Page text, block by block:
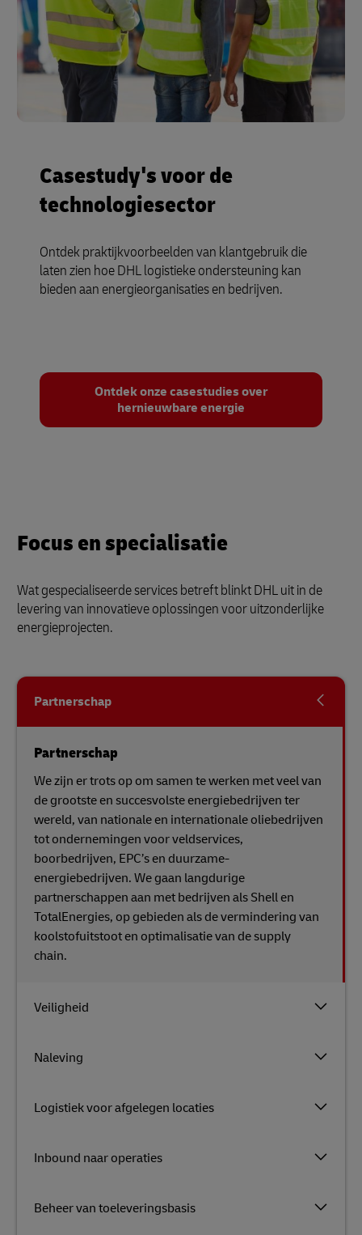
Casestudy's voor de
technologiesector
Ontdek praktijkvoorbeelden van klantgebruik die
laten zien hoe DHL logistieke ondersteuning kan
bieden aan energieorganisaties en bedrijven.
Ontdek onze casestudies over
hernieuwbare energie
Focus en specialisatie
Wat gespecialiseerde services betreft blinkt DHL uit in de
levering van innovatieve oplossingen voor uitzonderlijke
energieprojecten.
Partnerschap
Veiligheid
Naleving
Logistiek voor afgelegen locaties
Inbound naar operaties
Beheer van toeleveringsbasis
Partnerschap
We zijn er trots op om samen te werken met veel van
de grootste en succesvolste energiebedrijven ter
wereld, van nationale en internationale oliebedrijven
tot ondernemingen voor veldservices,
boorbedrijven, EPC’s en duurzame-
energiebedrijven. We gaan langdurige
partnerschappen aan met bedrijven als Shell en
TotalEnergies, op gebieden als de vermindering van
koolstofuitstoot en optimalisatie van de supply
chain.